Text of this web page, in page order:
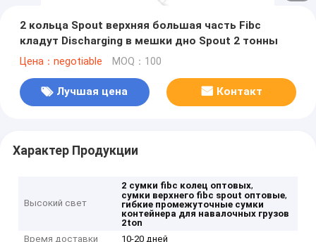
2 кольца Spout верхняя большая часть Fibc
кладут Discharging в мешки дно Spout 2 тонны
Цена：negotiable MOQ：100
Лучшая цена Контакт
Характер Продукции
Высокий свет
2 сумки fibc колец оптовых,
сумки верхнего fibc spout оптовые,
гибкие промежуточные сумки
контейнера для навалочных грузов
2ton
Время доставки
10-20 дней